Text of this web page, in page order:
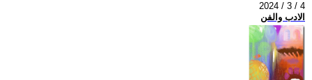
2024 / 3 / 4
الادب والفن